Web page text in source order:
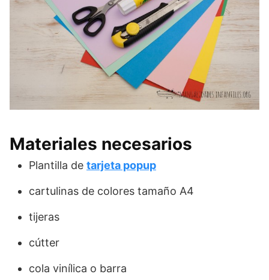
Materiales necesarios
Plantilla de tarjeta popup
cartulinas de colores tamaño A4
tijeras
cútter
cola vinílica o barra